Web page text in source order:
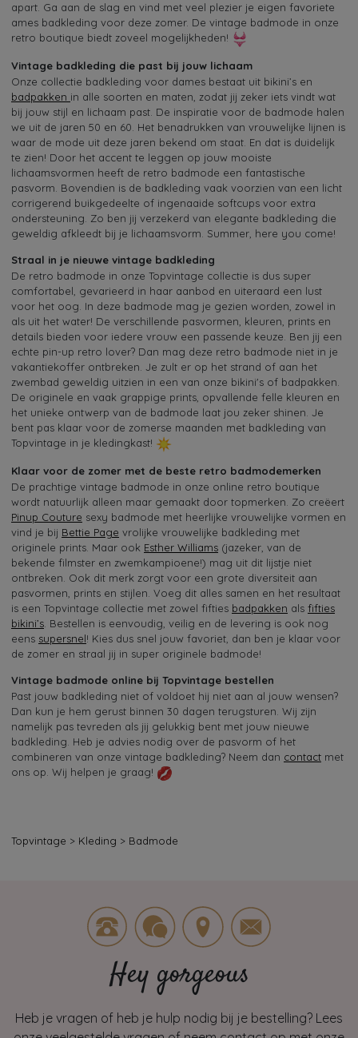
apart. Ga aan de slag en vind met veel plezier je eigen favoriete
ames badkleding voor deze zomer. De vintage badmode in onze
retro boutique biedt zoveel mogelijkheden!
Vintage badkleding die past bij jouw lichaam
Onze collectie badkleding voor dames bestaat uit bikini’s en
badpakken in alle soorten en maten, zodat jij zeker iets vindt wat
bij jouw stijl en lichaam past. De inspiratie voor de badmode halen
we uit de jaren 50 en 60. Het benadrukken van vrouwelijke lijnen is
waar de mode uit deze jaren bekend om staat. En dat is duidelijk
te zien! Door het accent te leggen op jouw mooiste
lichaamsvormen heeft de retro badmode een fantastische
pasvorm. Bovendien is de badkleding vaak voorzien van een licht
corrigerend buikgedeelte of ingenaaide softcups voor extra
ondersteuning. Zo ben jij verzekerd van elegante badkleding die
geweldig afkleedt bij je lichaamsvorm. Summer, here you come!
Straal in je nieuwe vintage badkleding
De retro badmode in onze Topvintage collectie is dus super
comfortabel, gevarieerd in haar aanbod en uiteraard een lust
voor het oog. In deze badmode mag je gezien worden, zowel in
als uit het water! De verschillende pasvormen, kleuren, prints en
details bieden voor iedere vrouw een passende keuze. Ben jij een
echte pin-up retro lover? Dan mag deze retro badmode niet in je
vakantiekoffer ontbreken. Je zult er op het strand of aan het
zwembad geweldig uitzien in een van onze bikini's of badpakken.
De originele en vaak grappige prints, opvallende felle kleuren en
het unieke ontwerp van de badmode laat jou zeker shinen. Je
bent pas klaar voor de zomerse maanden met badkleding van
Topvintage in je kledingkast!
Klaar voor de zomer met de beste retro badmodemerken
De prachtige vintage badmode in onze online retro boutique
wordt natuurlijk alleen maar gemaakt door topmerken. Zo creëert
Pinup Couture sexy badmode met heerlijke vrouwelijke vormen en
vind je bij Bettie Page vrolijke vrouwelijke badkleding met
originele prints. Maar ook Esther Williams (jazeker, van de
bekende filmster en zwemkampioene!) mag uit dit lijstje niet
ontbreken. Ook dit merk zorgt voor een grote diversiteit aan
pasvormen, prints en stijlen. Voeg dit alles samen en het resultaat
is een Topvintage collectie met zowel fifties badpakken als fifties
bikini’s. Bestellen is eenvoudig, veilig en de levering is ook nog
eens supersnel! Kies dus snel jouw favoriet, dan ben je klaar voor
de zomer en straal jij in super originele badmode!
Vintage badmode online bij Topvintage bestellen
Past jouw badkleding niet of voldoet hij niet aan al jouw wensen?
Dan kun je hem gerust binnen 30 dagen terugsturen. Wij zijn
namelijk pas tevreden als jij gelukkig bent met jouw nieuwe
badkleding. Heb je advies nodig over de pasvorm of het
combineren van onze vintage badkleding? Neem dan contact met
ons op. Wij helpen je graag!
Topvintage > Kleding > Badmode
Hey gorgeous
Heb je vragen of heb je hulp nodig bij je bestelling? Lees